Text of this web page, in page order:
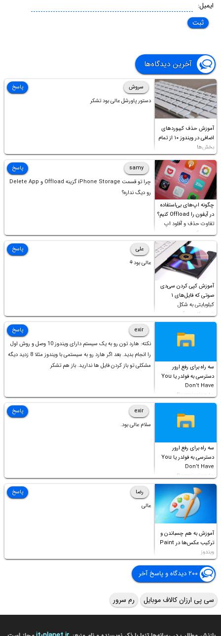
ایمیل:
آخرین دیدگاه‌ها
آموزش حذف کیبوردهای
اضافی در ویندوز ۱۰ از تمام
بخش‌ها
سروش
دستور پاورشل عالی بود تشکر
پاسخ
چگونه اپ‌های بی‌استفاده
در آیفون را Offload کنیم؟
تفاوت حذف و آفلود اپ
چیست؟
samy
چرا تو قسمت iPhone Storage گزینه Offload و Delete App
رو دیگ نداره؟
پاسخ
آموزش کپی کردن سی‌دی
صوتی که فایل‌های ۱
کیلوبایتی به شکل
شورت‌کات در آن موجود
است!
علی
عالی بود⚘
پاسخ
سه راه برای رفع ارور
دسترسی به فولدر یا You
Don’t Have
Permission to
Access this folder
exir
نکته: هارد تون رو به یک سیستم دارای ویندوز 10 وصل و روش اول
را انجام بدید. بعد اگر هارد رو به سیستمی با ویندوز مثلا 8 زدید دیگه
مشکلی تو باز کردن فایل ها ندارید. باز هم تشکر
پاسخ
سه راه برای رفع ارور
دسترسی به فولدر یا You
Don’t Have
Permission to
Access this folder
exir
سلام عالی بود.
پاسخ
آموزش به هم چسباندن و
ترکیب عکس‌ها در Paint
ویندوز
رضا
عالی
پاسخ
۲۰۰ دیدگاه و پاسخ آخر
سی پی ارزان کالاف موبایل رم سرور